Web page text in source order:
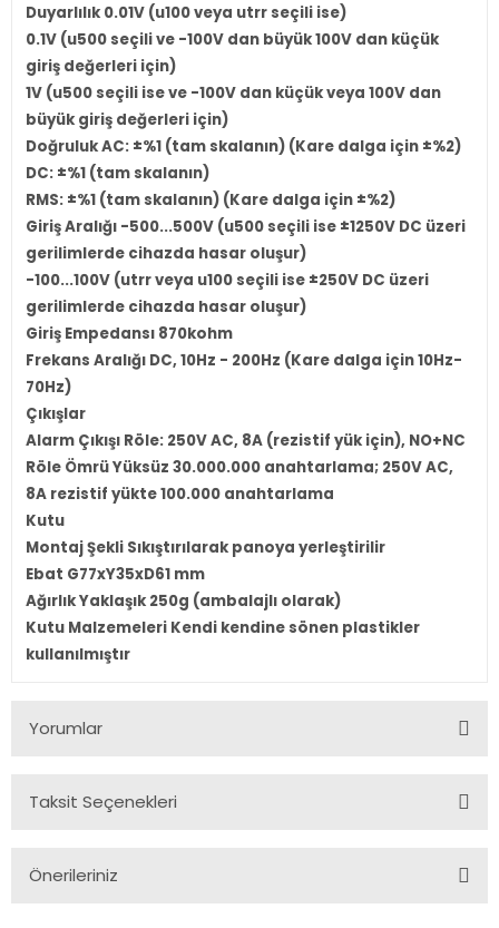
Duyarlılık 0.01V (u100 veya utrr seçili ise)
0.1V (u500 seçili ve -100V dan büyük 100V dan küçük
giriş değerleri için)
1V (u500 seçili ise ve -100V dan küçük veya 100V dan
büyük giriş değerleri için)
Doğruluk AC: ±%1 (tam skalanın) (Kare dalga için ±%2)
DC: ±%1 (tam skalanın)
RMS: ±%1 (tam skalanın) (Kare dalga için ±%2)
Giriş Aralığı -500...500V (u500 seçili ise ±1250V DC üzeri
gerilimlerde cihazda hasar oluşur)
-100...100V (utrr veya u100 seçili ise ±250V DC üzeri
gerilimlerde cihazda hasar oluşur)
Giriş Empedansı 870kohm
Frekans Aralığı DC, 10Hz - 200Hz (Kare dalga için 10Hz-
70Hz)
Çıkışlar
Alarm Çıkışı Röle: 250V AC, 8A (rezistif yük için), NO+NC
Röle Ömrü Yüksüz 30.000.000 anahtarlama; 250V AC,
8A rezistif yükte 100.000 anahtarlama
Kutu
Montaj Şekli Sıkıştırılarak panoya yerleştirilir
Ebat G77xY35xD61 mm
Ağırlık Yaklaşık 250g (ambalajlı olarak)
Kutu Malzemeleri Kendi kendine sönen plastikler
kullanılmıştır
Yorumlar
Taksit Seçenekleri
Önerileriniz